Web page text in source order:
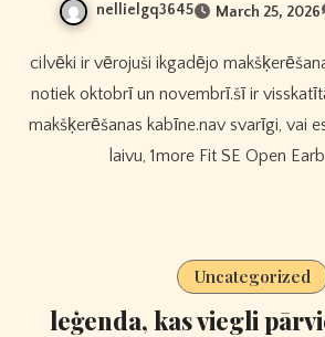
nellielgq3645 March 25, 2026
cilvēki ir vērojuši ikgadējo makšķerēšanas turnīru, kas parasti
notiek oktobrī un novembrī.šī ir
makšķerēšanas kabīne.nav svarīgi, vai
laivu, 1more Fit SE Open
Uncategorized
leģenda, kas viegli